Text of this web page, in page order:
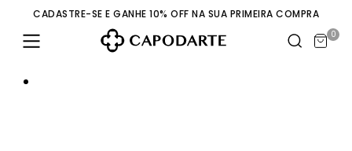
CADASTRE-SE E GANHE 10% OFF NA SUA PRIMEIRA COMPRA
0